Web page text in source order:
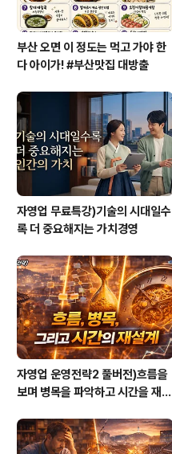
부산 오면 이 정도는 먹고 가야 한
다 아이가! #부산맛집 대방출
자영업 무료특강)기술의 시대일수
록 더 중요해지는 가치경영
자영업 운영전략2 풀버전)흐름을
보며 병목을 파악하고 시간을 재설